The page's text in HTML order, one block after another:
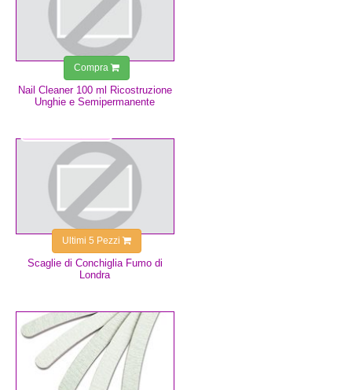
Nail Cleaner 100 ml Ricostruzione
Unghie e Semipermanente
Compra
Scaglie di Conchiglia Fumo di
Londra
Ultimi 5 Pezzi